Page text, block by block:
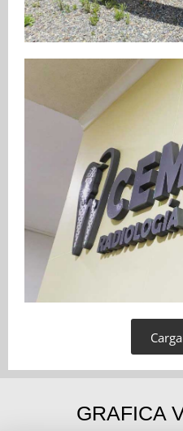
GRAFICA